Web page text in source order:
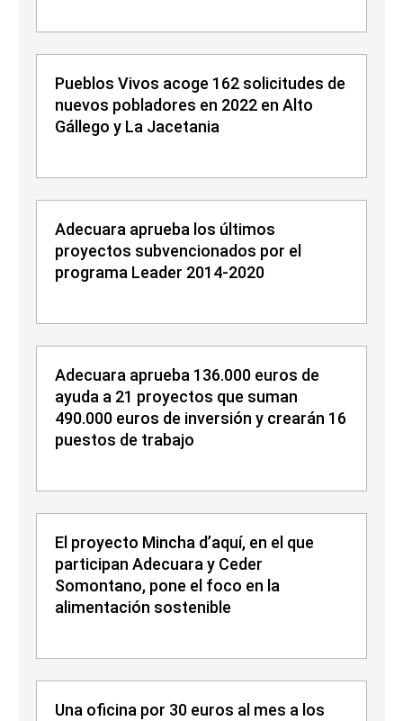
Pueblos Vivos acoge 162 solicitudes de
nuevos pobladores en 2022 en Alto
Gállego y La Jacetania
Adecuara aprueba los últimos
proyectos subvencionados por el
programa Leader 2014-2020
Adecuara aprueba 136.000 euros de
ayuda a 21 proyectos que suman
490.000 euros de inversión y crearán 16
puestos de trabajo
El proyecto Mincha d’aquí, en el que
participan Adecuara y Ceder
Somontano, pone el foco en la
alimentación sostenible
Una oficina por 30 euros al mes a los